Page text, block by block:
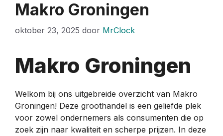
Makro Groningen
oktober 23, 2025 door MrClock
Makro Groningen
Welkom bij ons uitgebreide overzicht van Makro
Groningen! Deze groothandel is een geliefde plek
voor zowel ondernemers als consumenten die op
zoek zijn naar kwaliteit en scherpe prijzen. In deze